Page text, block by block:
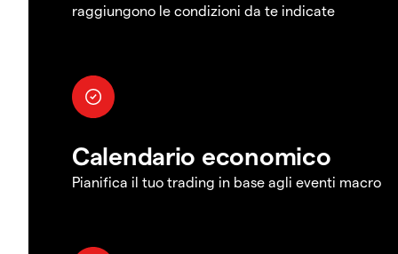
raggiungono le condizioni da te indicate
Calendario economico
Pianifica il tuo trading in base agli eventi macro